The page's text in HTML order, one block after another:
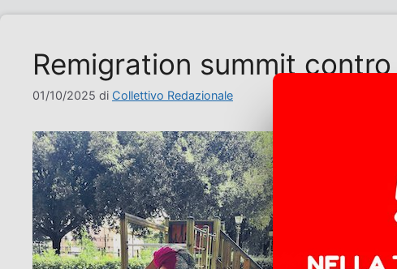
Remigration summit
01/10/2025 di Collettivo Redazionale